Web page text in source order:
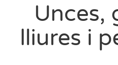
Unces,
lliures i